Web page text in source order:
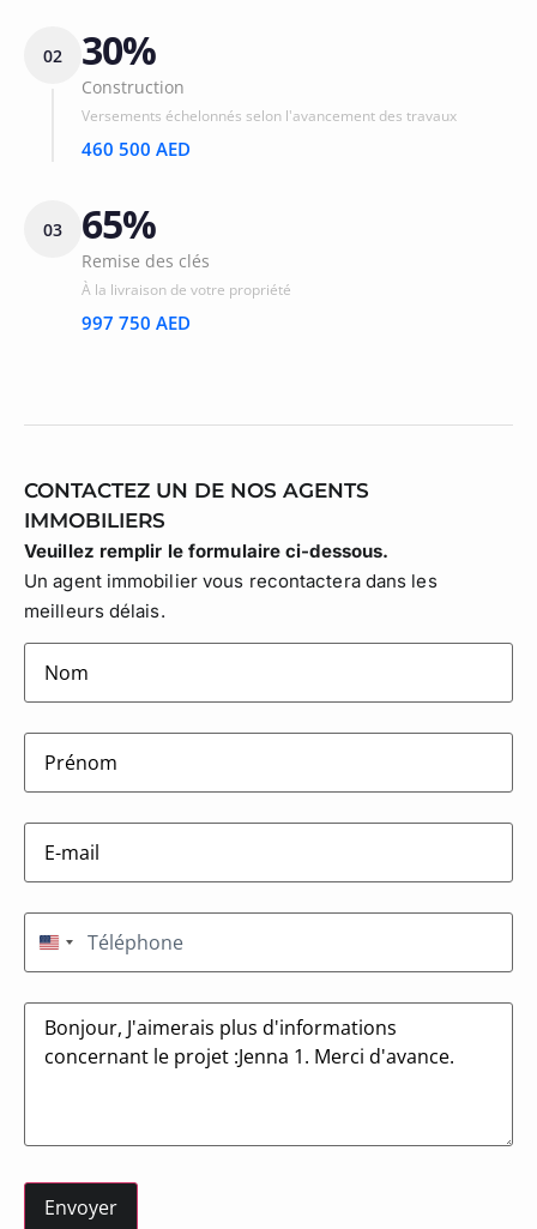
02 30%
Construction
Versements échelonnés selon l'avancement des travaux
460 500 AED
03 65%
Remise des clés
À la livraison de votre propriété
997 750 AED
CONTACTEZ UN DE NOS AGENTS
IMMOBILIERS
Veuillez remplir le formulaire ci-dessous.
Un agent immobilier vous recontactera dans les
meilleurs délais.
lastname(Nécessaire)
firstname(Nécessaire)
E-
mail(Nécessaire)
Téléphone(Nécessaire)
États-Unis +1
Message